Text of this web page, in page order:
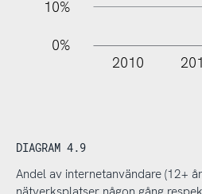
10%
0%
2010
DIAGRAM 4.9
Andel av internetanvändare (12+